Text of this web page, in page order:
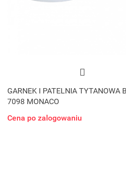
GARNEK I PATELNIA TYTANOWA
7098 MONACO
Cena po zalogowaniu